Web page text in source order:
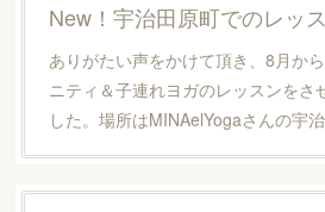
New！宇治田原町でのレッ
ありがたい声をかけて頂き、8月か
ニティ＆子連れヨガのレッスンをさ
した。場所はMINAelYogaさんの宇